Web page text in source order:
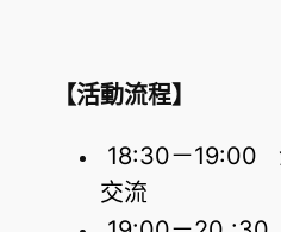
【活動流程】
18:30－19:00
交流